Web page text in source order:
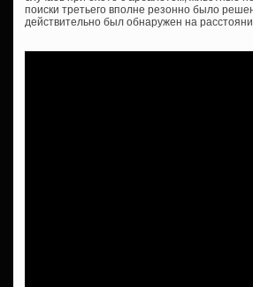
поиски третьего вполне резонно было
действительно был обнаружен на